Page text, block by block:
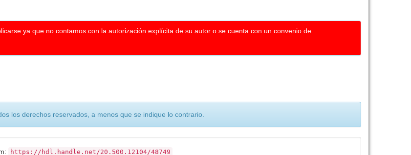
ya que no contamos con la autorización explícita de su autor o se cuenta con un convenio de
los derechos reservados, a menos que se indique lo contrario.
https://hdl.handle.net/20.500.12104/48749